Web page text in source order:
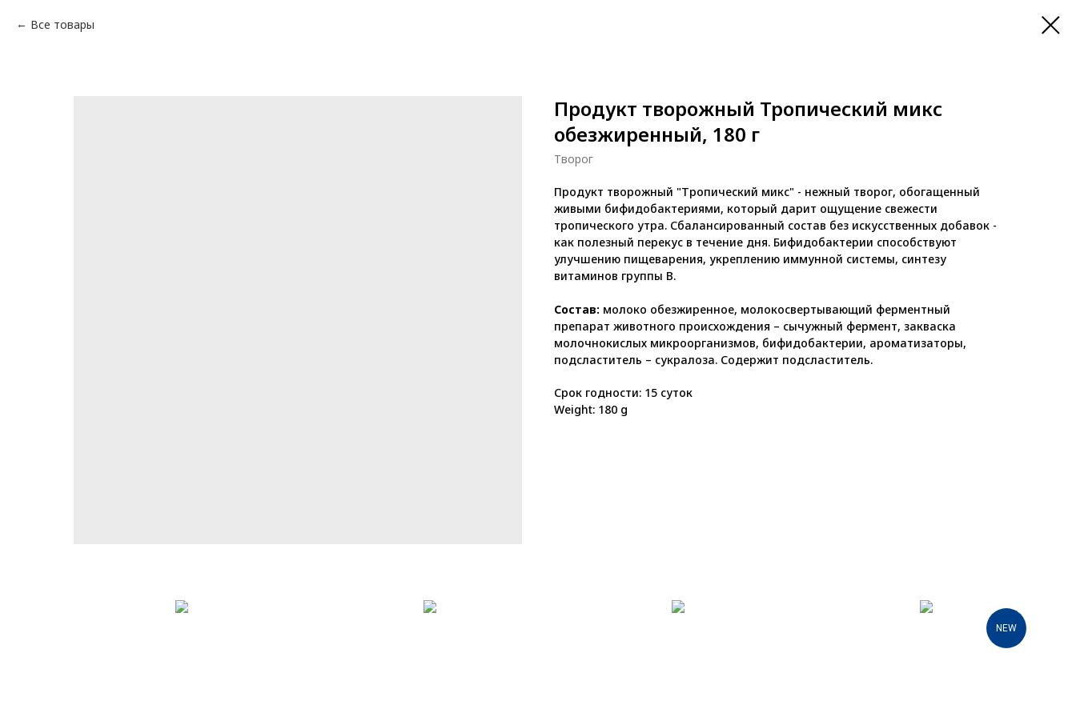
Все товары
Продукт творожный Тропический микс
обезжиренный, 180 г
Творог
Продукт творожный "Тропический микс" - нежный творог, обогащенный
живыми бифидобактериями, который дарит ощущение свежести
тропического утра. Сбалансированный состав без искусственных добавок -
как полезный перекус в течение дня. Бифидобактерии способствуют
улучшению пищеварения, укреплению иммунной системы, синтезу
витаминов группы В.
Состав: молоко обезжиренное, молокосвертывающий ферментный
препарат животного происхождения – сычужный фермент, закваска
молочнокислых микроорганизмов, бифидобактерии, ароматизаторы,
подсластитель – сукралоза. Содержит подсластитель.
Срок годности: 15 суток
Weight: 180 g
NEW